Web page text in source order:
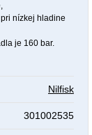
nízkej hladine
je 160 bar.
Nilfisk
301002535